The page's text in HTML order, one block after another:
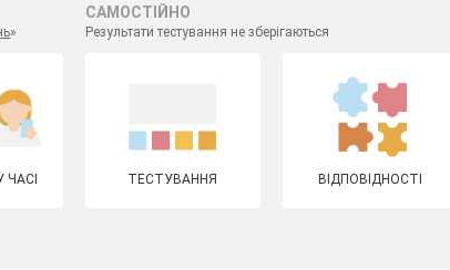
»
САМОСТІЙНО
Результати тестування не зберігаються
ТЕСТУВАННЯ ВІДПОВІДНОСТІ